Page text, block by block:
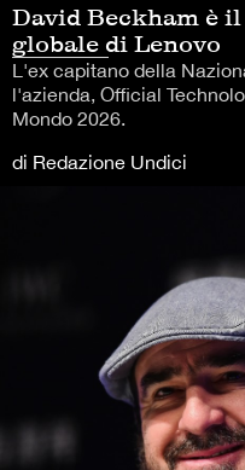
David Beckham è
globale di Lenovo
L'ex capitano della
l'azienda, Official
Mondo 2026.
di Redazione Undici